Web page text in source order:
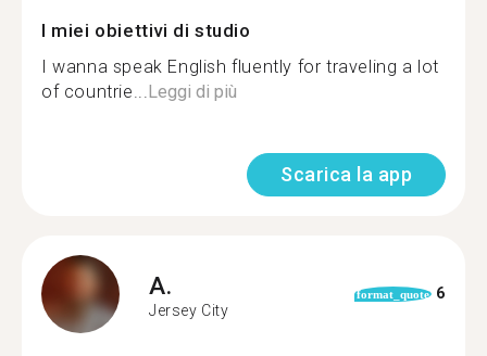
I miei obiettivi di studio
I wanna speak English fluently for traveling a lot
of countrie... Leggi di più
Scarica la app
A.
Jersey City
format_quote 6